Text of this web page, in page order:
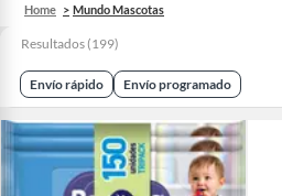
Home Mundo Mascotas
Resultados (199)
Envío rápido Envío programado